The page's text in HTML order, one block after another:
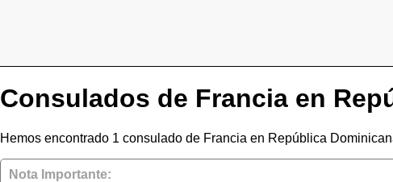
Consulados de Francia en
Hemos encontrado 1 consulado de Francia en República
Nota Importante: